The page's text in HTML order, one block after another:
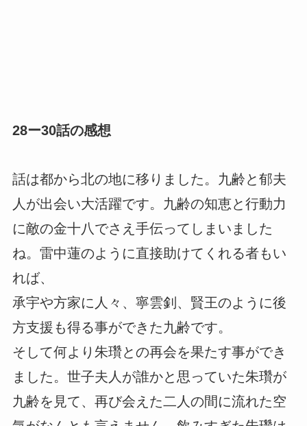
28ー30話の感想
話は都から北の地に移りました。九齢と郁夫
人が出会い大活躍です。九齢の知恵と行動力
に敵の金十八でさえ手伝ってしまいました
ね。雷中蓮のように直接助けてくれる者もい
れば、
承宇や方家に人々、寧雲釗、賢王のように後
方支援も得る事ができた九齢です。
そして何より朱瓚との再会を果たす事ができ
ました。世子夫人が誰かと思っていた朱瓚が
九齢を見て、再び会えた二人の間に流れた空